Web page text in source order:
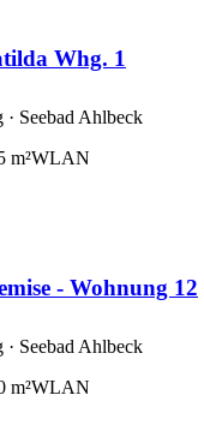
Whg. 1
· Seebad Ahlbeck
m²WLAN
- Wohnung 12
· Seebad Ahlbeck
m²WLAN